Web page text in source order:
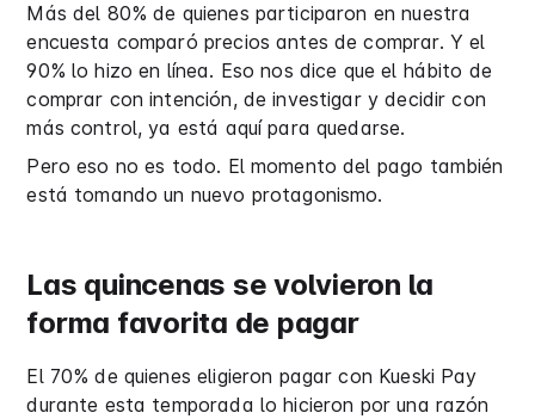
Más del 80% de quienes participaron en nuestra
encuesta comparó precios antes de comprar. Y el
90% lo hizo en línea. Eso nos dice que el hábito de
comprar con intención, de investigar y decidir con
más control, ya está aquí para quedarse.
Pero eso no es todo. El momento del pago también
está tomando un nuevo protagonismo.
Las quincenas se volvieron la
forma favorita de pagar
El 70% de quienes eligieron pagar con Kueski Pay
durante esta temporada lo hicieron por una razón